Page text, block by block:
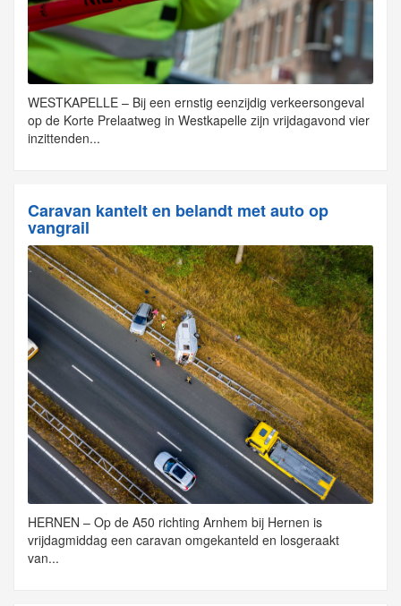
WESTKAPELLE – Bij een ernstig eenzijdig verkeersongeval
op de Korte Prelaatweg in Westkapelle zijn vrijdagavond vier
inzittenden...
Caravan kantelt en belandt met auto op
vangrail
HERNEN – Op de A50 richting Arnhem bij Hernen is
vrijdagmiddag een caravan omgekanteld en losgeraakt
van...